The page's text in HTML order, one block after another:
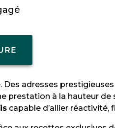
adresses
prestation à la hauteur de
capable d’allier